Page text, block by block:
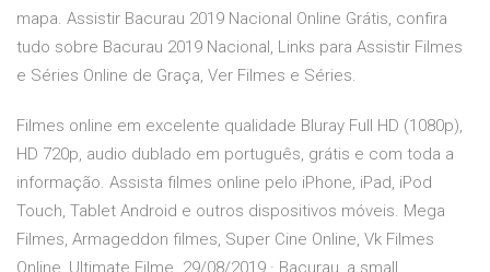
mapa. Assistir Bacurau 2019 Nacional Online Grátis, confira
tudo sobre Bacurau 2019 Nacional, Links para Assistir Filmes
e Séries Online de Graça, Ver Filmes e Séries.
Filmes online em excelente qualidade Bluray Full HD (1080p),
HD 720p, audio dublado em português, grátis e com toda a
informação. Assista filmes online pelo iPhone, iPad, iPod
Touch, Tablet Android e outros dispositivos móveis. Mega
Filmes, Armageddon filmes, Super Cine Online, Vk Filmes